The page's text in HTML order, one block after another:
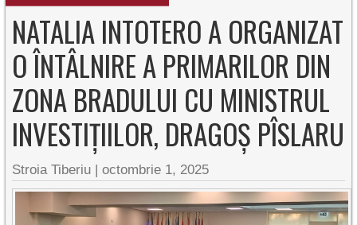
NATALIA INTOTERO A ORGANIZAT
O ÎNTÂLNIRE A PRIMARILOR DIN
ZONA BRADULUI CU MINISTRUL
INVESTIȚIILOR, DRAGOȘ PÎSLARU
Stroia Tiberiu |octombrie 1, 2025